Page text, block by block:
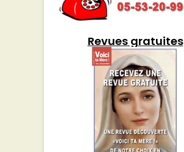
Revues gratuites